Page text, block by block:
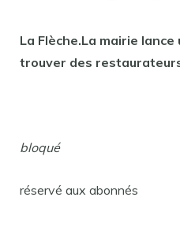
La Flèche.La mairie
trouver des
bloqué
réservé aux abonnés